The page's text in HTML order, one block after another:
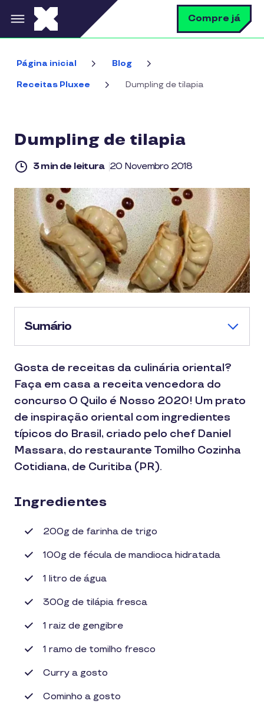
Pular para o conteúdo principal Compre já
Página inicial Blog
Receitas Pluxee Dumpling de tilapia
Dumpling de tilapia
3 min de leitura 20 Novembro 2018
Sumário
Gosta de receitas da culinária oriental?
Faça em casa a receita vencedora do
concurso O Quilo é Nosso 2020! Um prato
de inspiração oriental com ingredientes
típicos do Brasil, criado pelo chef Daniel
Massara, do restaurante Tomilho Cozinha
Cotidiana, de Curitiba (PR).
Ingredientes
200g de farinha de trigo
100g de fécula de mandioca hidratada
1 litro de água
300g de tilápia fresca
1 raiz de gengibre
1 ramo de tomilho fresco
Curry a gosto
Cominho a gosto